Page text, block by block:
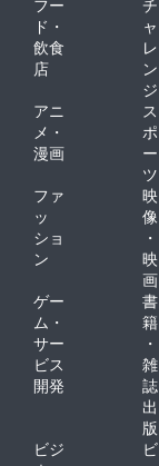
フー
ド・
飲食
店
チ
ャ
レ
ン
ジ
アニ
メ・
漫画
ス
ポ
ー
ツ
ファ
ッ
ショ
ン
映
像
・
映
画
ゲー
ム・
サー
ビス
開発
書
籍
・
雑
誌
出
版
ビジ
ビ